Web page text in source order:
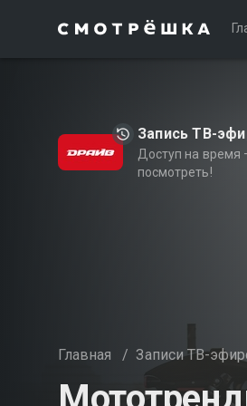
Запись ТВ-
Доступ на время
посмотреть!
Главная / Записи ТВ-